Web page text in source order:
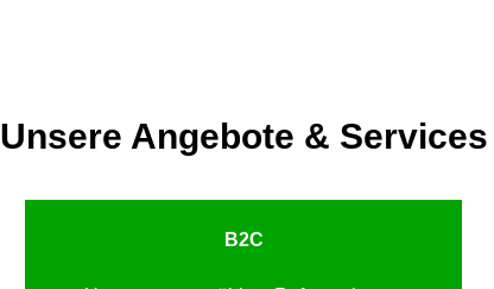
Unsere Angebote & Services
B2C